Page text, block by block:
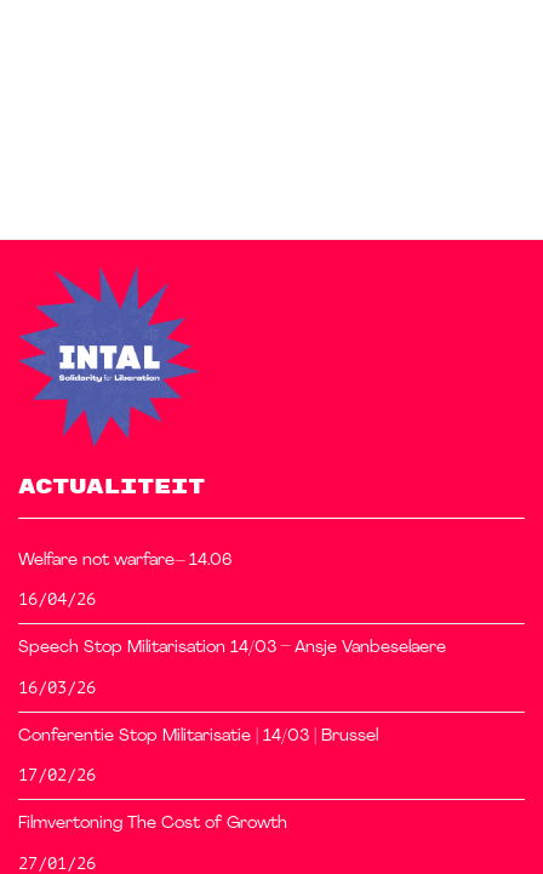
ACTUALITEIT
Welfare not warfare– 14.06
16/04/26
Speech Stop Militarisation 14/03 – Ansje Vanbeselaere
16/03/26
Conferentie Stop Militarisatie | 14/03 | Brussel
17/02/26
Filmvertoning The Cost of Growth
27/01/26